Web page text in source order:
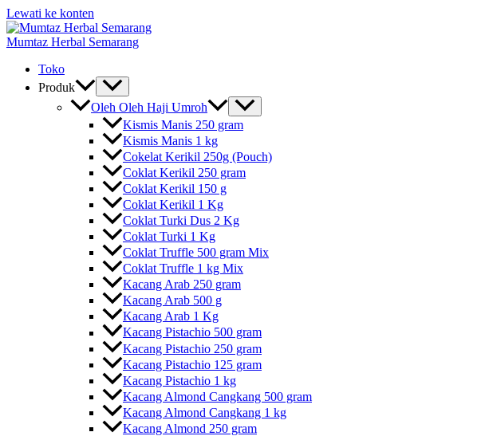
Lewati ke konten
Mumtaz Herbal Semarang
Toko
Produk
Oleh Oleh Haji Umroh
Kismis Manis 250 gram
Kismis Manis 1 kg
Cokelat Kerikil 250g (Pouch)
Coklat Kerikil 250 gram
Coklat Kerikil 150 g
Coklat Kerikil 1 Kg
Coklat Turki Dus 2 Kg
Coklat Turki 1 Kg
Coklat Truffle 500 gram Mix
Coklat Truffle 1 kg Mix
Kacang Arab 250 gram
Kacang Arab 500 g
Kacang Arab 1 Kg
Kacang Pistachio 500 gram
Kacang Pistachio 250 gram
Kacang Pistachio 125 gram
Kacang Pistachio 1 kg
Kacang Almond Cangkang 500 gram
Kacang Almond Cangkang 1 kg
Kacang Almond 250 gram